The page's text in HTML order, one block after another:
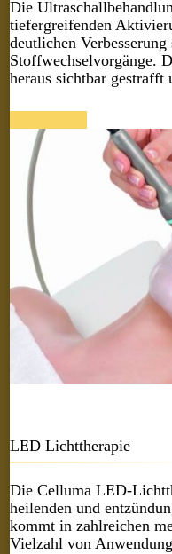
Die
tiefergreifenden
deutlichen
Stoffwechselvorgänge.
heraus sichtbar gestrafft
LED Lichttherapie
Die Celluma LED-
heilenden und
kommt in zahlreichen
Vielzahl von